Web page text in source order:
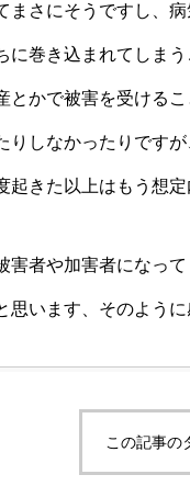
まさにそうですし、
に巻き込まれてしま
とかで被害を受ける
りしなかったりです
起きた以上はもう想
害者や加害者になっ
思います、そのよう
この記事の